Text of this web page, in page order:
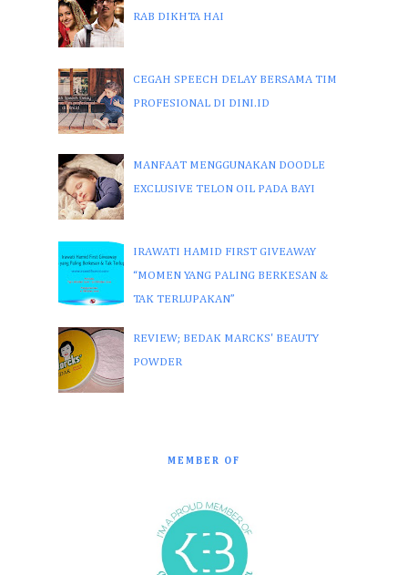
RAB DIKHTA HAI
CEGAH SPEECH DELAY BERSAMA TIM
PROFESIONAL DI DINI.ID
MANFAAT MENGGUNAKAN DOODLE
EXCLUSIVE TELON OIL PADA BAYI
IRAWATI HAMID FIRST GIVEAWAY
“MOMEN YANG PALING BERKESAN &
TAK TERLUPAKAN”
REVIEW; BEDAK MARCKS' BEAUTY
POWDER
MEMBER OF